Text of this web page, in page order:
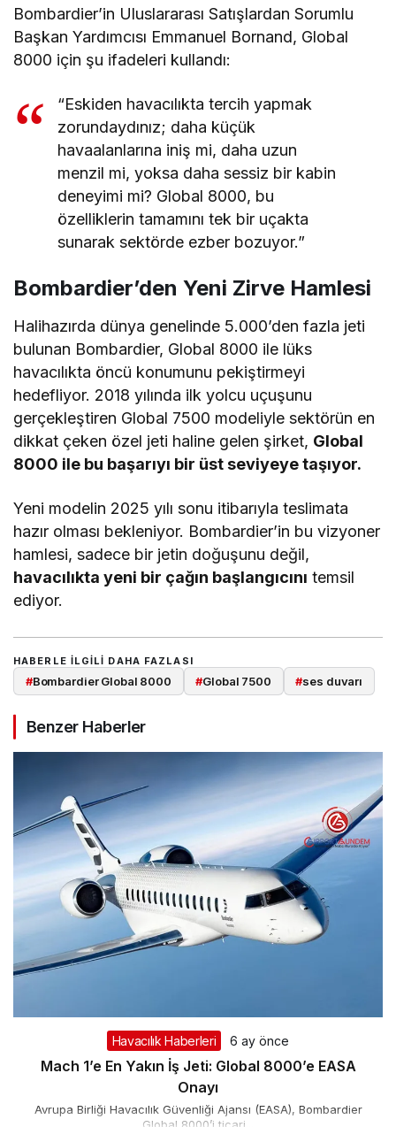
Bombardier’in Uluslararası Satışlardan Sorumlu
Başkan Yardımcısı Emmanuel Bornand, Global
8000 için şu ifadeleri kullandı:
“Eskiden havacılıkta tercih yapmak
zorundaydınız; daha küçük
havaalanlarına iniş mi, daha uzun
menzil mi, yoksa daha sessiz bir kabin
deneyimi mi? Global 8000, bu
özelliklerin tamamını tek bir uçakta
sunarak sektörde ezber bozuyor.”
Bombardier’den Yeni Zirve Hamlesi
Halihazırda dünya genelinde 5.000’den fazla jeti
bulunan Bombardier, Global 8000 ile lüks
havacılıkta öncü konumunu pekiştirmeyi
hedefliyor. 2018 yılında ilk yolcu uçuşunu
gerçekleştiren Global 7500 modeliyle sektörün en
dikkat çeken özel jeti haline gelen şirket, Global
8000 ile bu başarıyı bir üst seviyeye taşıyor.
Yeni modelin 2025 yılı sonu itibarıyla teslimata
hazır olması bekleniyor. Bombardier’in bu vizyoner
hamlesi, sadece bir jetin doğuşunu değil,
havacılıkta yeni bir çağın başlangıcını temsil
ediyor.
HABERLE ILGILI DAHA FAZLASI
#Bombardier Global 8000 #Global 7500 #ses duvarı
Benzer Haberler
Havacılık Haberleri 6 ay önce
Mach 1’e En Yakın İş Jeti: Global 8000’e EASA
Onayı
Avrupa Birliği Havacılık Güvenliği Ajansı (EASA), Bombardier